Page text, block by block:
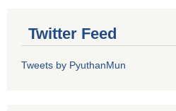
Twitter Feed
Tweets by PyuthanMun